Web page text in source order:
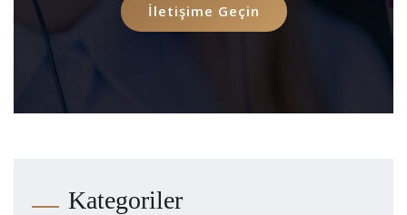
İletişime Geçin
Kategoriler